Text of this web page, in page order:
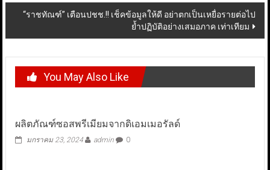
“ราชทัณฑ์” เตือนปชช.!! เช็คข้อมูลให้ดี อย่าตกเป็นเหยื่อรายต่อไป
ย้ำปฏิบัติอย่างเสมอภาค เท่าเทียม
You May Also Like
ผลิตภัณฑ์ซอสพรีเมียมจากดิเอมเมอรัลด์
มกราคม 23, 2024 admin 0